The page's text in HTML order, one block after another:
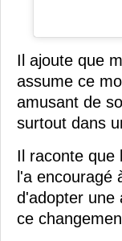
Il ajoute que
assume ce
amusant de
surtout dans
Il raconte que
l'a encouragé
d'adopter une
ce